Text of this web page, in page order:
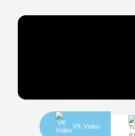
VK Video